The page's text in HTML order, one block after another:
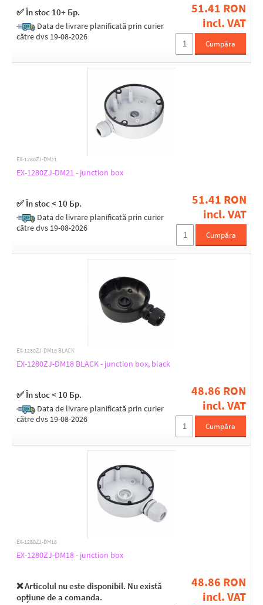
✅ În stoc 10+ Бр.
Data de livrare planificată prin curier
către dvs 19-08-2026
51.41 RON
incl. VAT
Cumpăra
EX-1280ZJ-DM21
EX-1280ZJ-DM21 - junction box
✅ În stoc < 10 Бр.
Data de livrare planificată prin curier
către dvs 19-08-2026
51.41 RON
incl. VAT
Cumpăra
EX-1280ZJ-DM18 BLACK
EX-1280ZJ-DM18 BLACK - junction box, black
✅ În stoc < 10 Бр.
Data de livrare planificată prin curier
către dvs 19-08-2026
48.86 RON
incl. VAT
Cumpăra
EX-1280ZJ-DM18
EX-1280ZJ-DM18 - junction box
❌ Articolul nu este disponibil. Nu există
opțiune de a comanda.
48.86 RON
incl. VAT